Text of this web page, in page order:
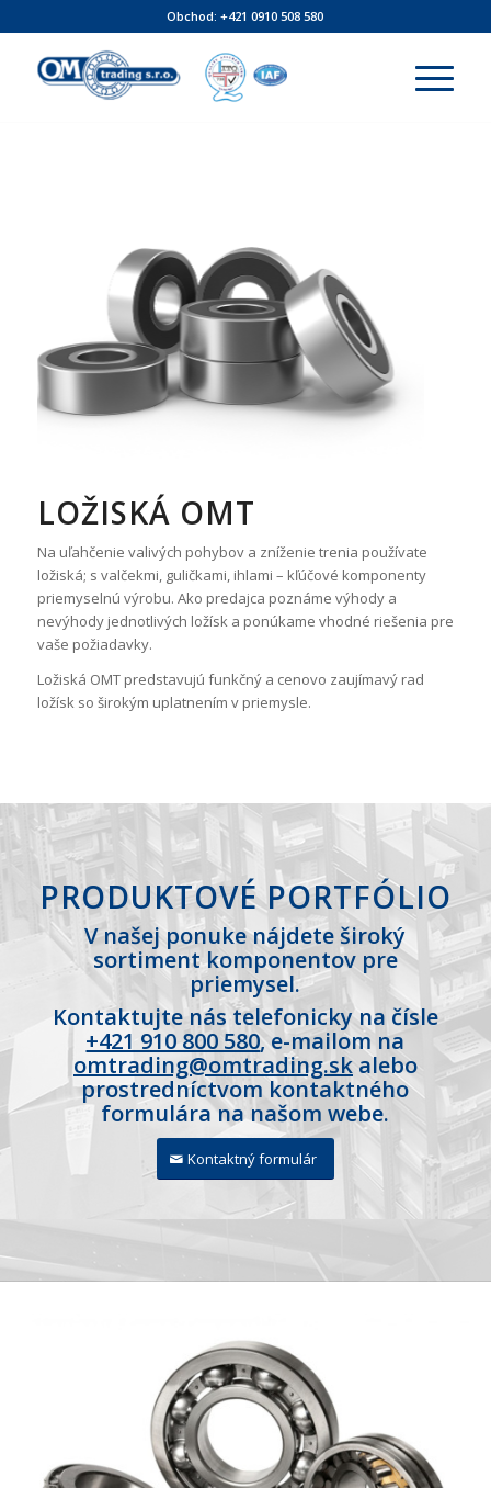
Obchod:+421 0910 508 580
LOŽISKÁ OMT
Na uľahčenie valivých pohybov a zníženie trenia používate
ložiská; s valčekmi, guličkami, ihlami – kľúčové komponenty
priemyselnú výrobu. Ako predajca poznáme výhody a
nevýhody jednotlivých ložísk a ponúkame vhodné riešenia pre
vaše požiadavky.
Ložiská OMT predstavujú funkčný a cenovo zaujímavý rad
ložísk so širokým uplatnením v priemysle.
PRODUKTOVÉ PORTFÓLIO
V našej ponuke nájdete široký
sortiment komponentov pre
priemysel.
Kontaktujte nás telefonicky na čísle
+421 910 800 580, e-mailom na
omtrading@omtrading.skalebo
prostredníctvom kontaktného
formulára na našom webe.
Kontaktný formulár